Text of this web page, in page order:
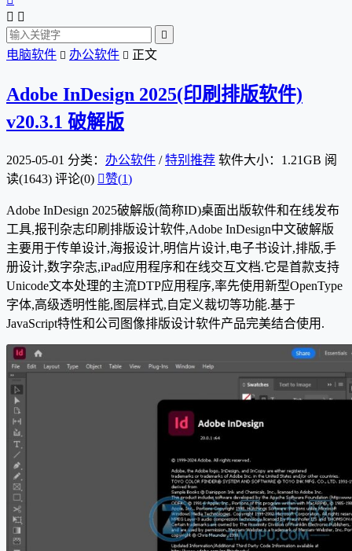
 

电脑软件  办公软件  正文
Adobe InDesign 2025(印刷排版软件)
v20.3.1 破解版
2025-05-01 分类： 办公软件 /特别推荐 软件大小：1.21GB 阅
读(1643) 评论(0) 赞(1)
Adobe InDesign 2025破解版(简称ID)桌面出版软件和在线发布
工具,报刊杂志印刷排版设计软件,Adobe InDesign中文破解版
主要用于传单设计,海报设计,明信片设计,电子书设计,排版,手
册设计,数字杂志,iPad应用程序和在线交互文档.它是首款支持
Unicode文本处理的主流DTP应用程序,率先使用新型OpenType
字体,高级透明性能,图层样式,自定义裁切等功能.基于
JavaScript特性和公司图像排版设计软件产品完美结合使用.